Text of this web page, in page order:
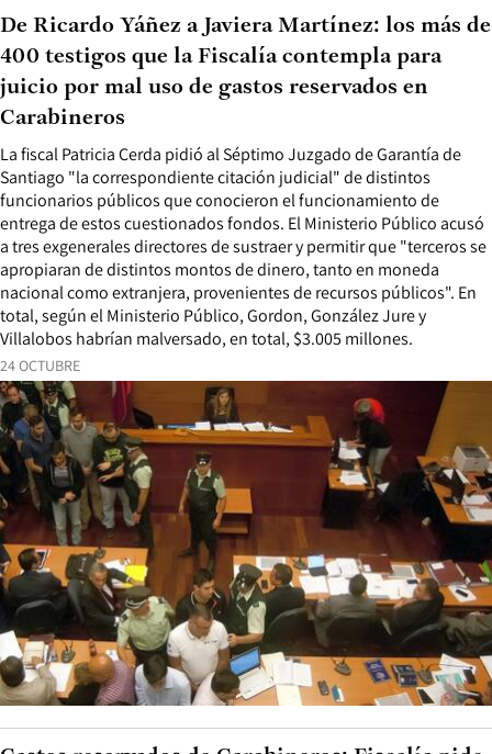
24 OCTUBRE
La fiscal Patricia Cerda pidió al Séptimo Juzgado de Garantía de
Santiago "la correspondiente citación judicial" de distintos
funcionarios públicos que conocieron el funcionamiento de
entrega de estos cuestionados fondos. El Ministerio Público acusó
a tres exgenerales directores de sustraer y permitir que "terceros se
apropiaran de distintos montos de dinero, tanto en moneda
nacional como extranjera, provenientes de recursos públicos". En
total, según el Ministerio Público, Gordon, González Jure y
Villalobos habrían malversado, en total, $3.005 millones.
De Ricardo Yáñez a Javiera Martínez: los más de
400 testigos que la Fiscalía contempla para
juicio por mal uso de gastos reservados en
Carabineros